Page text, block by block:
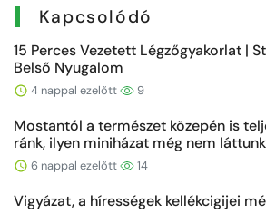
Kapcsolódó
15 Perces Vezetett Légzőgyakorlat |
Belső Nyugalom
4 nappal ezelőtt 9
Mostantól a természet közepén is
ránk, ilyen miniházat még nem láttunk
6 nappal ezelőtt 14
Vigyázat, a hírességek kellékcigijei